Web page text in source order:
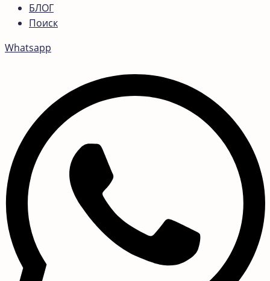
БЛОГ
Поиск
Whatsapp